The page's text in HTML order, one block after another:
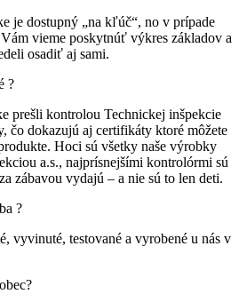
je dostupný „na kľúč“, no v prípade
vieme poskytnúť výkres základov a
osadiť aj sami.
?
prešli kontrolou Technickej inšpekcie
čo dokazujú aj certifikáty ktoré môžete
Hoci sú všetky naše výrobky
a.s., najprísnejšími kontrolórmi sú
zábavou vydajú – a nie sú to len deti.
?
vyvinuté, testované a vyrobené u nás v